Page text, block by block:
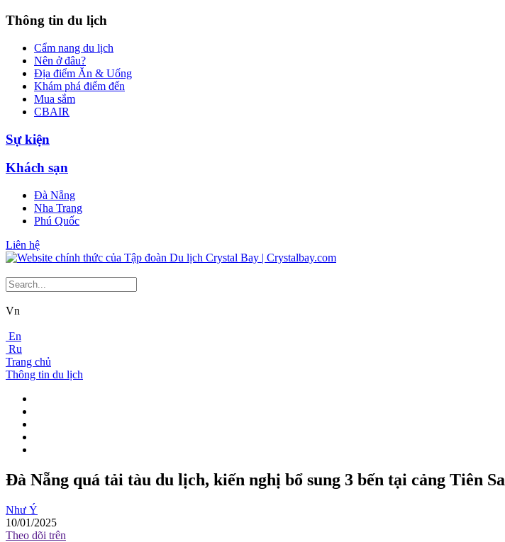
Thông tin du lịch
Cẩm nang du lịch
Nên ở đâu?
Địa điểm Ăn & Uống
Khám phá điểm đến
Mua sắm
CBAIR
Sự kiện
Khách sạn
Đà Nẵng
Nha Trang
Phú Quốc
Liên hệ
Vn
En
Ru
Trang chủ
Thông tin du lịch
Đà Nẵng quá tải tàu du lịch, kiến nghị bổ sung 3 bến tại cảng Tiên Sa
Như Ý
10/01/2025
Theo dõi trên